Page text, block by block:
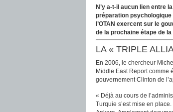
N’y a-t-il aucun lien entre
préparation
l’OTAN exercent sur le
de la prochaine étape de
LA « TRIPLE
En 2006, le chercheur
Middle East Report comme
gouvernement Clinton de
« Déjà au cours de
Turquie s’est mise en